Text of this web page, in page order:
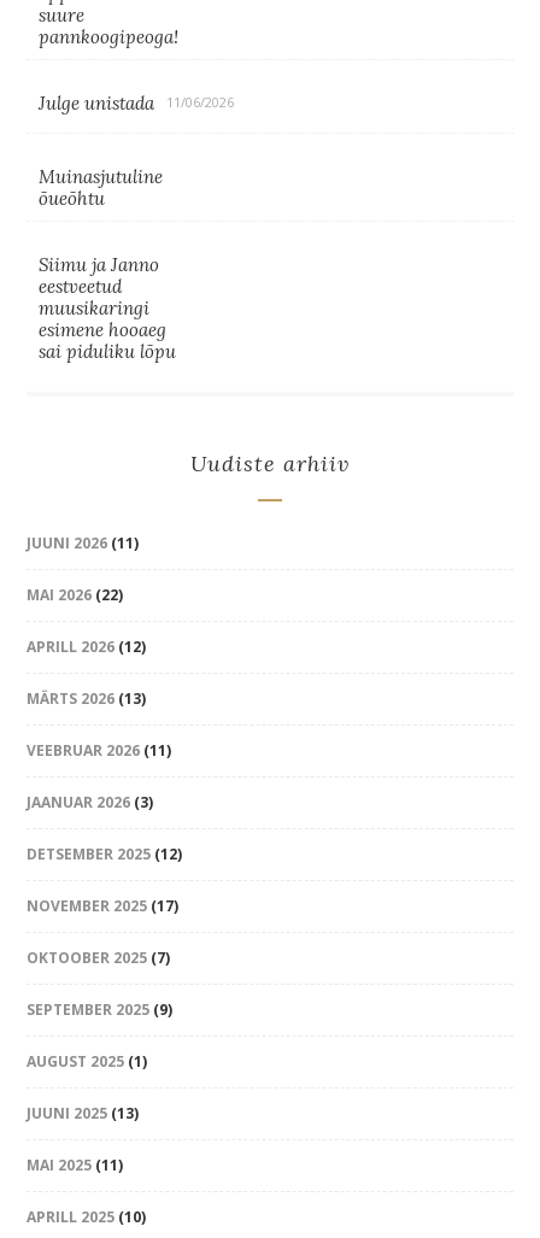
suure
pannkoogipeoga!
Julge unistada 11/06/2026
Muinasjutuline
õueõhtu
Siimu ja Janno
eestveetud
muusikaringi
esimene hooaeg
sai piduliku lõpu
Uudiste arhiiv
JUUNI 2026 (11)
MAI 2026 (22)
APRILL 2026 (12)
MÄRTS 2026 (13)
VEEBRUAR 2026 (11)
JAANUAR 2026 (3)
DETSEMBER 2025 (12)
NOVEMBER 2025 (17)
OKTOOBER 2025 (7)
SEPTEMBER 2025 (9)
AUGUST 2025 (1)
JUUNI 2025 (13)
MAI 2025 (11)
APRILL 2025 (10)